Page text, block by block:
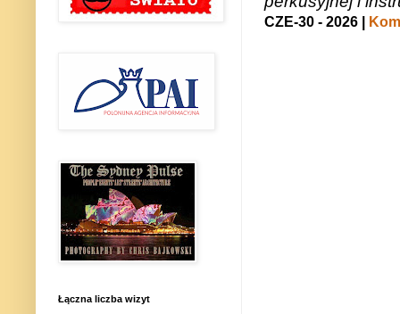
CZE-30 - 2026 |
Łączna liczba wizyt